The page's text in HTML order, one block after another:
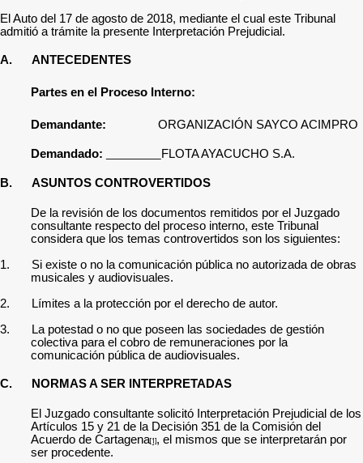
El Auto del 17 de agosto de 2018, mediante el cual este Tribunal
admitió a trámite la presente Interpretación Prejudicial.
A. ANTECEDENTES
Partes en el Proceso Interno:
Demandante: ORGANIZACIÓN SAYCO ACIMPRO
Demandado: FLOTA AYACUCHO S.A.
B. ASUNTOS CONTROVERTIDOS
De la revisión de los documentos remitidos por el Juzgado
consultante respecto del proceso interno, este Tribunal
considera que los temas controvertidos son los siguientes:
1.
Si existe o no la comunicación pública no autorizada de obras
musicales y audiovisuales.
2.
Límites a la protección por el derecho de autor.
3.
La potestad o no que poseen las sociedades de gestión
colectiva para el cobro de remuneraciones por la
comunicación pública de audiovisuales.
C. NORMAS A SER INTERPRETADAS
El Juzgado consultante solicitó Interpretación Prejudicial de los
Artículos 15 y 21 de la Decisión 351 de la Comisión del
Acuerdo de Cartagena[1], el mismos que se interpretarán por
ser procedente.